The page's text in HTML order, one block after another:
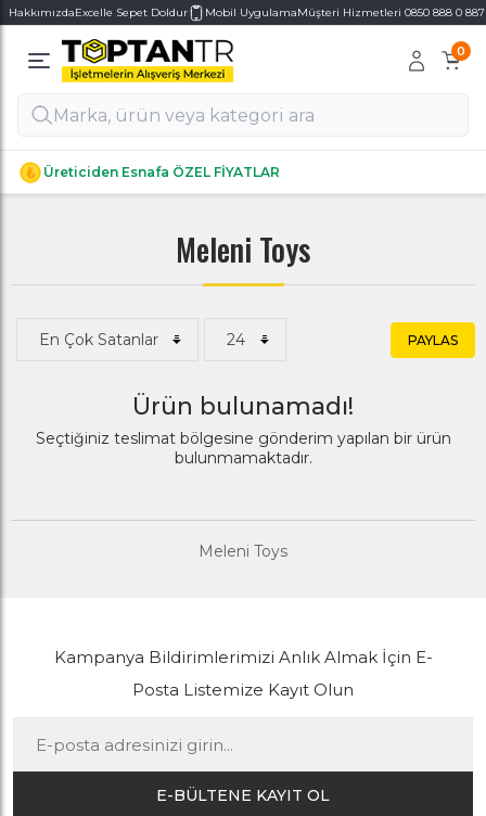
HakkımızdaExcelle Sepet Doldur Mobil UygulamaMüşteri Hizmetleri 0850 888 0 887
0
Üreticiden Esnafa ÖZEL FİYATLAR
Alt Kategoriler
Alt Kategoriler
Meleni Toys
PAYLAS
Ürün bulunamadı!
Seçtiğiniz teslimat bölgesine gönderim yapılan bir ürün
bulunmamaktadır.
Meleni Toys
Kampanya Bildirimlerimizi Anlık Almak İçin E-
Posta Listemize Kayıt Olun
E-BÜLTENE KAYIT OL